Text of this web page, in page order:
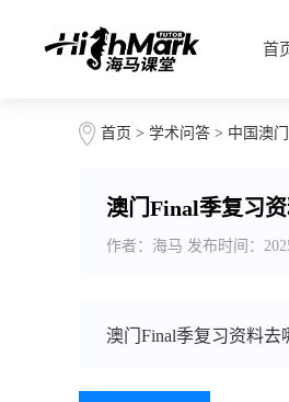
首
首页 > 学术问答 > 中国澳门
澳门Final季复习
作者：海马 发布时间：
澳门Final季复习资料去